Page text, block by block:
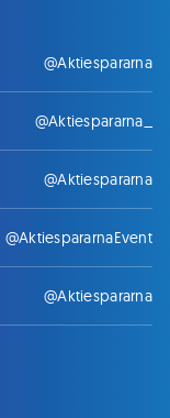
@Aktiespararna
@Aktiespararna_
@Aktiespararna
@AktiespararnaEvent
@Aktiespararna